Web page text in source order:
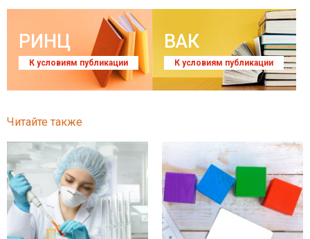
РИНЦ
К условиям публикации
ВАК
К условиям публикации
Читайте также